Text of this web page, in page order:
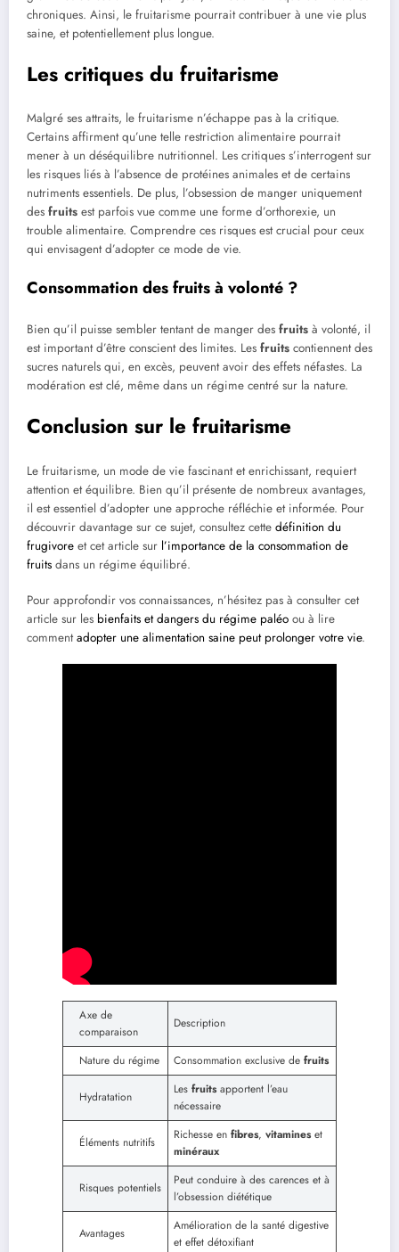
chroniques. Ainsi, le fruitarisme pourrait contribuer à une vie plus
saine, et potentiellement plus longue.
Les critiques du fruitarisme
Malgré ses attraits, le fruitarisme n’échappe pas à la critique.
Certains affirment qu’une telle restriction alimentaire pourrait
mener à un déséquilibre nutritionnel. Les critiques s’interrogent sur
les risques liés à l’absence de protéines animales et de certains
nutriments essentiels. De plus, l’obsession de manger uniquement
des fruits est parfois vue comme une forme d’orthorexie, un
trouble alimentaire. Comprendre ces risques est crucial pour ceux
qui envisagent d’adopter ce mode de vie.
Consommation des fruits à volonté ?
Bien qu’il puisse sembler tentant de manger des fruits à volonté, il
est important d’être conscient des limites. Les fruits contiennent des
sucres naturels qui, en excès, peuvent avoir des effets néfastes. La
modération est clé, même dans un régime centré sur la nature.
Conclusion sur le fruitarisme
Le fruitarisme, un mode de vie fascinant et enrichissant, requiert
attention et équilibre. Bien qu’il présente de nombreux avantages,
il est essentiel d’adopter une approche réfléchie et informée. Pour
découvrir davantage sur ce sujet, consultez cette définition du
frugivore et cet article sur l’importance de la consommation de
fruits dans un régime équilibré.
Pour approfondir vos connaissances, n’hésitez pas à consulter cet
article sur les bienfaits et dangers du régime paléo ou à lire
commentadopter une alimentation saine peut prolonger votre vie.
Axe de
comparaison
Description
Nature du régime Consommation exclusive de fruits
Hydratation Les fruitsapportent l’eau
nécessaire
Éléments nutritifs Richesse en fibres, vitamineset
minéraux
Risques potentiels
Peut conduire à des carences et à
l’obsession diététique
Avantages
Amélioration de la santé digestive
et effet détoxifiant